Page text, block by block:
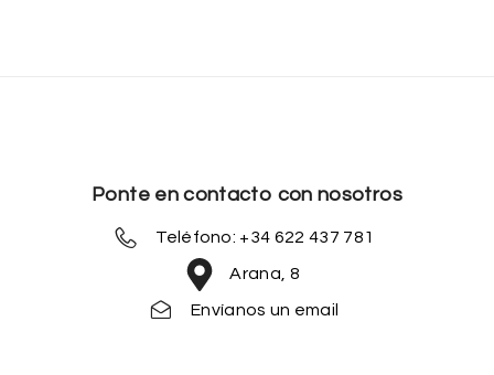
Ponte en contacto con nosotros
Teléfono: +34 622 437 781
Arana, 8
Envíanos un email